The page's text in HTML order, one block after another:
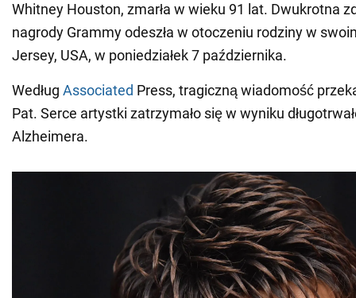
Whitney Houston, zmarła w wieku 91 lat. Dwukrotna
nagrody Grammy odeszła w otoczeniu rodziny w
Jersey, USA, w poniedziałek 7 października.
Według Associated Press, tragiczną wiadomość
Pat. Serce artystki zatrzymało się w wyniku
Alzheimera.